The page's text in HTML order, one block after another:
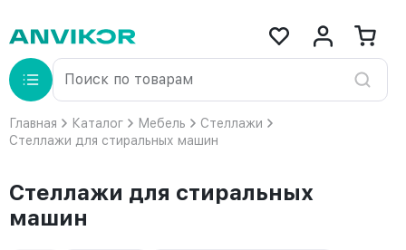
Главная Каталог Мебель
Стеллажи
Стеллажи для стиральных машин
Стеллажи для стиральных
машин